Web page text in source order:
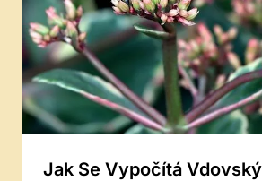
Jak Se Vypočítá